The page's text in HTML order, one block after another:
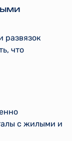
развязок
что
с жилыми и